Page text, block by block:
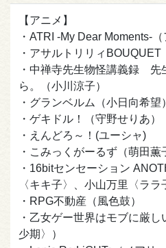
【アニメ】
・ATRI -My Dear Moments-（
・アサルトリリィBOUQUET
・中禅寺先生物怪講義録 先
ら。（小川涼子）
・グランベルム（小日向希望）
・ゲキドル！（守野せりあ）
・えんどろ～！(ユーシャ)
・こみっくがーるず（萌田薫
・16bitセンセーション
〈キキ子〉、小山万里〈ララ
・RPG不動産（風色鼓）
・乙女ゲー世界はモブに厳
少期〉）